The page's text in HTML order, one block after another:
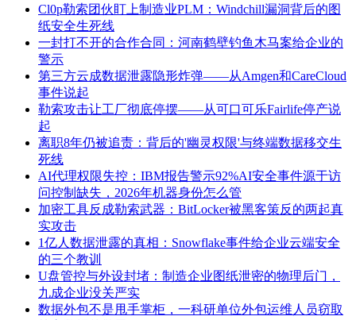
Cl0p勒索团伙盯上制造业PLM：Windchill漏洞背后的图
纸安全生死线
一封打不开的合作合同：河南鹤壁钓鱼木马案给企业的
警示
第三方云成数据泄露隐形炸弹——从Amgen和CareCloud
事件说起
勒索攻击让工厂彻底停摆——从可口可乐Fairlife停产说
起
离职8年仍被追责：背后的'幽灵权限'与终端数据移交生
死线
AI代理权限失控：IBM报告警示92%AI安全事件源于访
问控制缺失，2026年机器身份怎么管
加密工具反成勒索武器：BitLocker被黑客策反的两起真
实攻击
1亿人数据泄露的真相：Snowflake事件给企业云端安全
的三个教训
U盘管控与外设封堵：制造企业图纸泄密的物理后门，
九成企业没关严实
数据外包不是甩手掌柜，一科研单位外包运维人员窃取